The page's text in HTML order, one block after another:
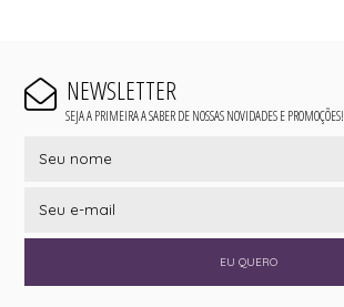
NEWSLETTER
SEJA A PRIMEIRA A SABER DE NOSSAS NOVIDADES E PROMOÇÕES!
EU QUERO